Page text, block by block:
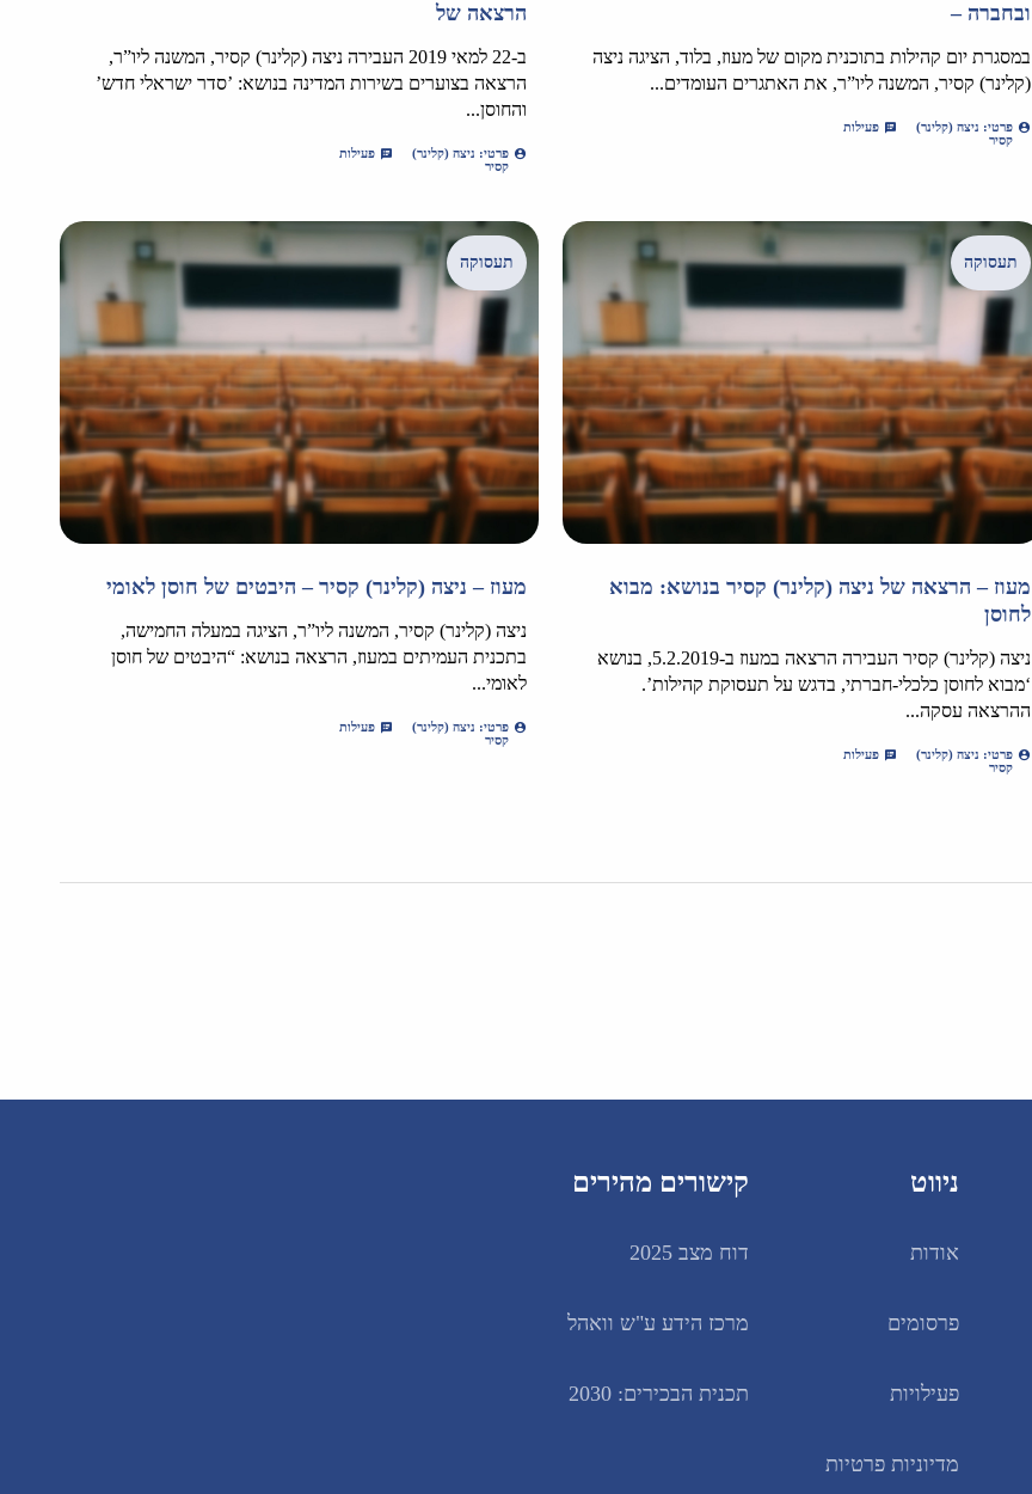
ובחברה –
במסגרת יום קהילות בתוכנית מקום של מעוז, בלוד, הציגה ניצה
(קלינר) קסיר, המשנה ליו”ר, את האתגרים העומדים...
פרטי: ניצה (קלינר)
קסיר
פעילות
הרצאה של
ב-22 למאי 2019 העבירה ניצה (קלינר) קסיר, המשנה ליו”ר,
הרצאה בצוערים בשירות המדינה בנושא: ’סדר ישראלי חדש’
והחוסן...
פרטי: ניצה (קלינר)
קסיר
פעילות
מעוז – הרצאה של ניצה (קלינר) קסיר בנושא: מבוא
לחוסן
ניצה (קלינר) קסיר העבירה הרצאה במעוז ב-5.2.2019, בנושא
‘מבוא לחוסן כלכלי-חברתי, בדגש על תעסוקת קהילות’.
ההרצאה עסקה...
פרטי: ניצה (קלינר)
קסיר
פעילות
תעסוקה
מעוז – ניצה (קלינר) קסיר – היבטים של חוסן לאומי
ניצה (קלינר) קסיר, המשנה ליו”ר, הציגה במעלה החמישה,
בתכנית העמיתים במעוז, הרצאה בנושא: “היבטים של חוסן
לאומי...
פרטי: ניצה (קלינר)
קסיר
פעילות
תעסוקה
ניווט
אודות
פרסומים
פעילויות
מדיוניות פרטיות
קישורים מהירים
דוח מצב 2025
מרכז הידע ע"ש וואהל
תכנית הבכירים: 2030